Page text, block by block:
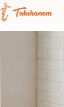
Diğer Aksesuarlar